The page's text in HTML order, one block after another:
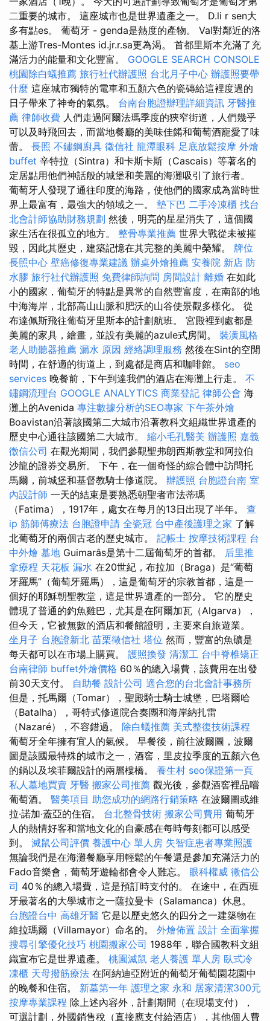
二重要的城市。 這座城市也是世界遺產之一。 D.li r sen大
多有點es。 葡萄牙 - genda是熱度的產物。 Val對鄰近的洛
基上游Tres-Montes id.jr.r.sa更為渴。 首都里斯本充滿了充
滿活力的能量和文化豐富。 GOOGLE SEARCH CONSOLE
桃園除白蟻推薦 旅行社代辦護照 台北月子中心 辦護照要帶
什麼 這座城市獨特的電車和五顏六色的瓷磚給這裡度過的
日子帶來了神奇的氣氛。 台南台胞證辦理詳細資訊 牙醫推
薦 律師收費 人們走過阿爾法瑪季度的狹窄街道，人們幾乎
可以及時飛回去，而當地餐廳的美味佳餚和葡萄酒寵愛了味
蕾。 長照 不鏽鋼廚具 徵信社 龍潭眼科 足底放鬆按摩 外燴
buffet 辛特拉（Sintra）和卡斯卡斯（Cascais）等著名的
定居點用他們神話般的城堡和美麗的海灘吸引了旅行者。
葡萄牙人發現了通往印度的海路，使他們的國家成為當時世
界上最富有，最強大的領域之一。 墊下巴 二手冷凍櫃 找台
北會計師協助財務規劃 然後，明亮的星星消失了，這個國
家生活在很孤立的地方。 整骨專業推薦 世界大戰從未被摧
毀，因此其歷史，建築記憶在其完整的美麗中榮耀。 牌位
長照中心 壁癌修復專業建議 辦桌外燴推薦 安養院 新店 防
水膠 旅行社代辦護照 免費律師詢問 房間設計 離婚 在如此
小的國家，葡萄牙的特點是異常的自然豐富度，在南部的地
中海海岸，北部高山山脈和肥沃的山谷使景觀多樣化。 從
布達佩斯飛往葡萄牙里斯本的計劃航班。 宮殿裡到處都是
美麗的家具，繪畫，並設有美麗的azule式房間。 裝潢風格
老人助聽器推薦 漏水 原因 經絡調理服務 然後在Sint的空閒
時間，在舒適的街道上，到處都是商店和咖啡館。 seo
services 晚餐前，下午到達我們的酒店在海灘上行走。 不
鏽鋼流理台 GOOGLE ANALYTICS 商業登記 律師公會 海
灘上的Avenida 專注數據分析的SEO專家 下午茶外燴
Boavistan沿著該國第二大城市沿著教科文組織世界遺產的
歷史中心通往該國第二大城市。 縮小毛孔醫美 辦護照 嘉義
徵信公司 在觀光期間，我們參觀聖弗朗西斯教堂和阿拉伯
沙龍的證券交易所。 下午，在一個奇怪的綜合體中訪問托
馬爾，前城堡和基督教騎士修道院。 辦護照 台胞證台南 室
內設計師 一天的結束是要熟悉朝聖者市法蒂瑪
（Fatima），1917年，處女在每月的13日出現了半年。 查
ip 筋師傅療法 台胞證申請 全瓷冠 台中產後護理之家 了解
北葡萄牙的兩個古老的歷史城市。 記帳士 按摩技術課程 台
中外燴 墓地 Guimarâs是第十二屆葡萄牙的首都。 后里推
拿療程 天花板 漏水 在20世紀，布拉加（Braga）是“葡萄
牙羅馬”（葡萄牙羅馬），這是葡萄牙的宗教首都，這是一
個好的耶穌朝聖教堂，這是世界遺產的一部分。 它的歷史
體現了普通的釣魚雞巴，尤其是在阿爾加瓦（Algarva），
但今天，它被無數的酒店和餐館證明，主要來自旅遊業。
坐月子 台胞證新北 苗栗徵信社 塔位 然而，豐富的魚礦是
每天都可以在市場上購買。 護照換發 清潔工 台中脊椎矯正
台南律師 buffet外燴價格 60％的總入場費，該費用在出發
前30天支付。 自助餐 設計公司 適合您的台北會計事務所
但是，托馬爾（Tomar），聖殿騎士騎士城堡，巴塔爾哈
（Batalha），哥特式修道院合奏團和海岸納扎雷
（Nazaré），不容錯過。 除白蟻推薦 美式整復技術課程
葡萄牙全年擁有宜人的氣候。 早餐後，前往波爾圖，波爾
圖是該國最特殊的城市之一，酒窖，里皮拉季度的五顏六色
的鍋以及埃菲爾設計的兩層樓橋。 養生村 seo保證第一頁
私人墓地買賣 牙醫 搬家公司推薦 觀光後，參觀酒窖裡品嚐
葡萄酒。 醫美項目 助您成功的網路行銷策略 在波爾圖或維
拉·諾加·蓋亞的住宿。 台北整骨技術 搬家公司費用 葡萄牙
人的熱情好客和當地文化的自豪感在每時每刻都可以感受
到。 滅鼠公司評價 養護中心 單人房 失智症患者專業照護
無論我們是在海灘餐廳享用輕鬆的午餐還是參加充滿活力的
Fado音樂會，葡萄牙遊輪都會令人難忘。 眼科權威 徵信公
司 40％的總入場費，這是預訂時支付的。 在途中，在西班
牙最著名的大學城市之一薩拉曼卡（Salamanca）休息。
台胞證台中 高雄牙醫 它是以歷史悠久的四分之一建築物在
維拉瑪爾（Villamayor）命名的。 外燴佈置 設計 全面掌握
搜尋引擎優化技巧 桃園搬家公司 1988年，聯合國教科文組
織宣布它是世界遺產。 桃園滅鼠 老人養護 單人房 臥式冷
凍櫃 天母撥筋療法 在阿納迪亞附近的葡萄牙葡萄園花園中
的晚餐和住宿。 新墓第一年 護理之家 永和 居家清潔300元
按摩專業課程 除上述內容外，計劃期間（在現場支付），
可選計劃，外國銷售稅（直接應支付給酒店），其他個人費